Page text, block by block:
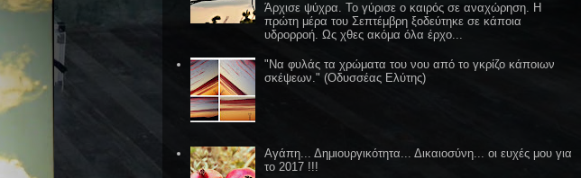
Άρχισε ψύχρα. Το γύρισε ο καιρός σε αναχώρηση. Η
πρώτη μέρα του Σεπτέμβρη ξοδεύτηκε σε κάποια
υδρορροή. Ως χθες ακόμα όλα έρχο...
"Να φυλάς τα χρώματα του νου από το γκρίζο κάποιων
σκέψεων." (Οδυσσέας Ελύτης)
Αγάπη... Δημιουργικότητα... Δικαιοσύνη... οι ευχές μου για
το 2017 !!!